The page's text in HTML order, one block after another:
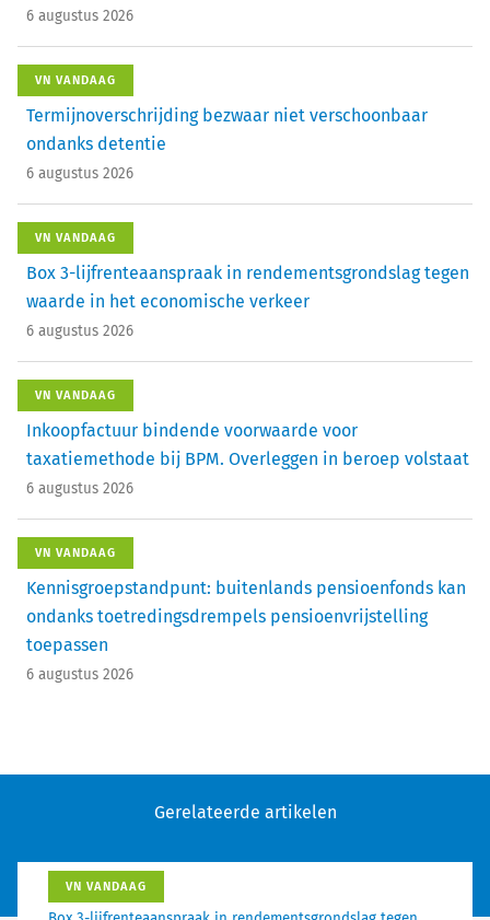
6 augustus 2026
VN VANDAAG
Termijnoverschrijding bezwaar niet verschoonbaar
ondanks detentie
6 augustus 2026
VN VANDAAG
Box 3-lijfrenteaanspraak in rendementsgrondslag tegen
waarde in het economische verkeer
6 augustus 2026
VN VANDAAG
Inkoopfactuur bindende voorwaarde voor
taxatiemethode bij BPM. Overleggen in beroep volstaat
6 augustus 2026
VN VANDAAG
Kennisgroepstandpunt: buitenlands pensioenfonds kan
ondanks toetredingsdrempels pensioenvrijstelling
toepassen
6 augustus 2026
Gerelateerde artikelen
VN VANDAAG